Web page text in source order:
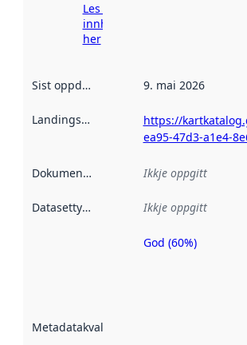
Les meir om
innhenting
her
Sist oppdatert 9. mai 2026
Landingsside
https://
ea95-47d3-a1e4-
Dokumentasjon Ikkje oppgitt
Datasettype Ikkje oppgitt
Metadatakvalitet
Metadatakvalitet
God (60%)